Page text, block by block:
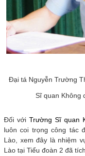
Đại tá Nguyễn Trường
Sĩ quan Không
Đối vớiTrường Sĩ quan
luôn coi trọng công tác
Lào, xem đây là nhiệm
Lào tại Tiểu đoàn 2 đã